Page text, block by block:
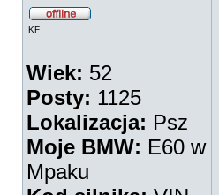
KF
Wiek: 52
Posty: 1125
Lokalizacja: Psz
Moje BMW: E60 w
Mpaku